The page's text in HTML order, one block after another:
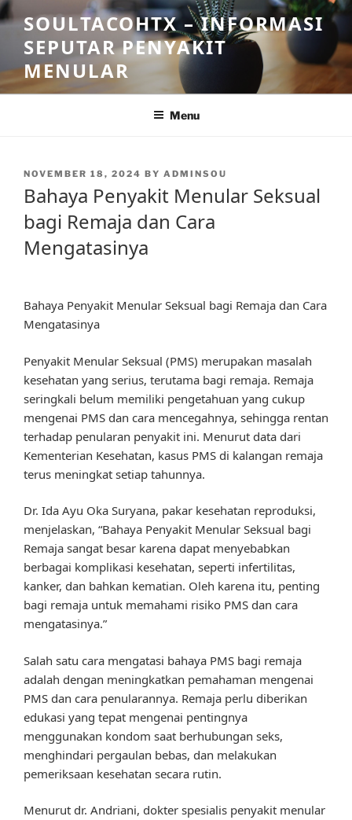
Skip
to
content
SOULTACOHTX – INFORMASI
SEPUTAR PENYAKIT
MENULAR
Menu
POSTED
NOVEMBER 18, 2024 BY ADMINSOU
Bahaya Penyakit Menular Seksual
bagi Remaja dan Cara
Mengatasinya
Bahaya Penyakit Menular Seksual bagi Remaja dan Cara
Mengatasinya
Penyakit Menular Seksual (PMS) merupakan masalah
kesehatan yang serius, terutama bagi remaja. Remaja
seringkali belum memiliki pengetahuan yang cukup
mengenai PMS dan cara mencegahnya, sehingga rentan
terhadap penularan penyakit ini. Menurut data dari
Kementerian Kesehatan, kasus PMS di kalangan remaja
terus meningkat setiap tahunnya.
Dr. Ida Ayu Oka Suryana, pakar kesehatan reproduksi,
menjelaskan, “Bahaya Penyakit Menular Seksual bagi
Remaja sangat besar karena dapat menyebabkan
berbagai komplikasi kesehatan, seperti infertilitas,
kanker, dan bahkan kematian. Oleh karena itu, penting
bagi remaja untuk memahami risiko PMS dan cara
mengatasinya.”
Salah satu cara mengatasi bahaya PMS bagi remaja
adalah dengan meningkatkan pemahaman mengenai
PMS dan cara penularannya. Remaja perlu diberikan
edukasi yang tepat mengenai pentingnya
menggunakan kondom saat berhubungan seks,
menghindari pergaulan bebas, dan melakukan
pemeriksaan kesehatan secara rutin.
Menurut dr. Andriani, dokter spesialis penyakit menular